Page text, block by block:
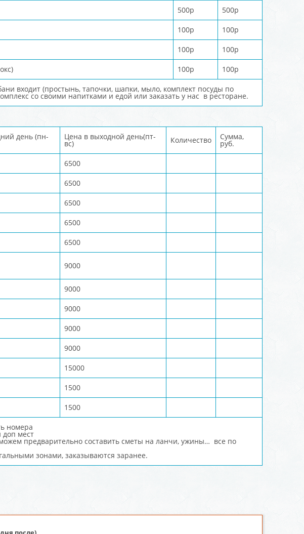
500р 500р
100р 100р
100р 100р
100р 100р
входит (простынь, тапочки, шапки, мыло, комплект посуды по
со своими напитками и едой или заказать у нас в ресторане.
день (пн- Цена в выходной день(пт-
вс) Количество Сумма,
руб.
6500
6500
6500
6500
6500
9000
9000
9000
9000
9000
15000
1500
1500
номера
мест
предварительно составить сметы на ланчи, ужины… все по
зонами, заказываются заранее.